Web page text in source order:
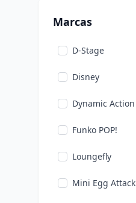
Marcas
D-Stage
Disney
Dynamic Action
Funko POP!
Loungefly
Mini Egg Attack